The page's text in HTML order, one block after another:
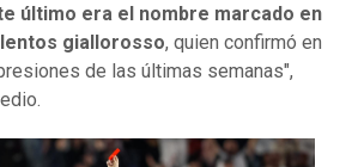
último era el nombre marcado en
giallorosso, quien confirmó en
de las últimas semanas",